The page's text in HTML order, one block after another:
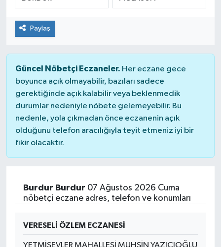
Paylaş
Güncel Nöbetçi Eczaneler. Her eczane gece
boyunca açık olmayabilir, bazıları sadece
gerektiğinde açık kalabilir veya beklenmedik
durumlar nedeniyle nöbete gelemeyebilir. Bu
nedenle, yola çıkmadan önce eczanenin açık
olduğunu telefon aracılığıyla teyit etmeniz iyi bir
fikir olacaktır.
Burdur Burdur 07 Ağustos 2026 Cuma
nöbetçi eczane adres, telefon ve konumları
VERESELİ ÖZLEM ECZANESİ
YETMİŞEVLER MAHALLESİ MUHSİN YAZICIOĞLU